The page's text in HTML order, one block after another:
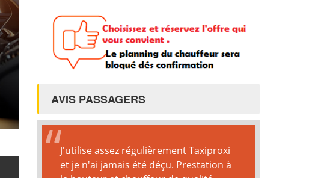
AVIS PASSAGERS